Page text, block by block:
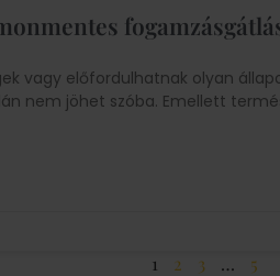
vagy előfordulhatnak olyan
nem jöhet szóba. Emellett
1 2 3 … 5